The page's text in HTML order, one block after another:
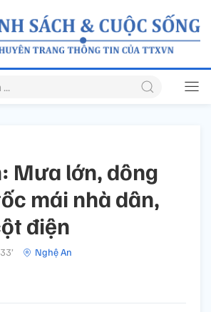
Mưa lớn, dông
mái nhà dân,
điện
Nghệ An